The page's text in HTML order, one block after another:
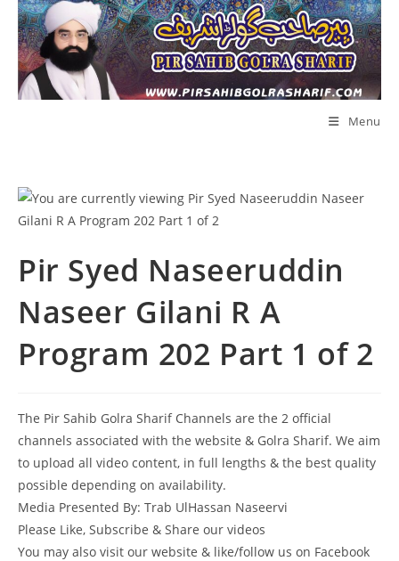
Skip
content
Menu
Pir Syed Naseeruddin
Naseer Gilani R A
Program 202 Part 1 of 2
The Pir Sahib Golra Sharif Channels are the 2 official
channels associated with the website & Golra Sharif. We aim
to upload all video content, in full lengths & the best quality
possible depending on availability.
Media Presented By: Trab UlHassan Naseervi
Please Like, Subscribe & Share our videos
You may also visit our website & like/follow us on Facebook